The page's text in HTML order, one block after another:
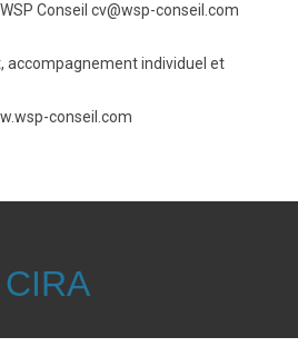
Conseil cv@wsp-conseil.com
accompagnement individuel et
conseil.com